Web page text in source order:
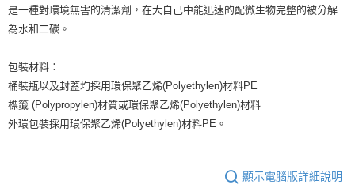
是一種對環境無害的清潔劑，在大自己中能迅速的配微生物完整的被分解
為水和二碳。
包裝材料：
桶裝瓶以及封蓋均採用環保聚乙烯(Polyethylen)材料PE
標籤 (Polypropylen)材質或環保聚乙烯(Polyethylen)材料
外環包裝採用環保聚乙烯(Polyethylen)材料PE。
顯示電腦版詳細說明